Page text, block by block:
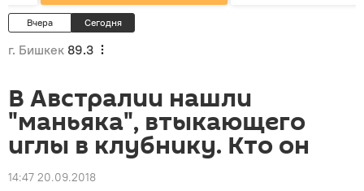
Вчера Сегодня
г. Бишкек 89.3
В Австралии нашли
"маньяка", втыкающего
иглы в клубнику. Кто он
14:47 20.09.2018